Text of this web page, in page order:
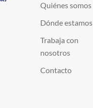
Quiénes somos
Dónde estamos
Trabaja con
nosotros
Contacto